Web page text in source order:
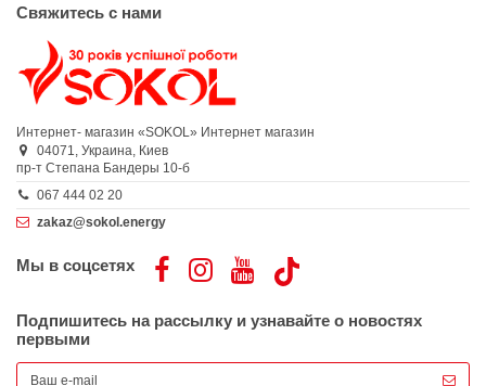
Свяжитесь с нами
Интернет- магазин «SOKOL» Интернет магазин
04071, Украина, Киев
пр-т Степана Бандеры 10-б
067 444 02 20
zakaz@sokol.energy
Мы в соцсетях
Подпишитесь на рассылку и узнавайте о новостях
первыми